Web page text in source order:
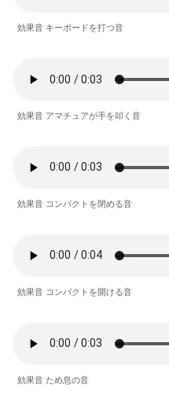
効果音 キーボードを打つ音
効果音 アマチュアが手を叩く音
効果音 コンパクトを閉める音
効果音 コンパクトを開ける音
効果音 ため息の音